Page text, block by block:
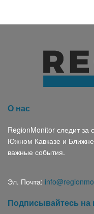
О нас
RegionMonitor следит
Южном Кавказе и
важные события.
Эл. Почта:
Подписывайтесь на